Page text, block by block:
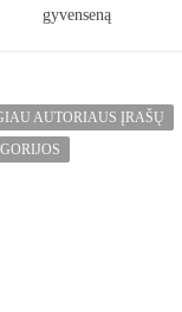
gyvenseną
AUTORIAUS ĮRAŠŲ